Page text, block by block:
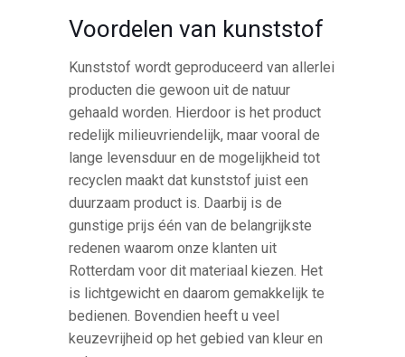
Voordelen van kunststof
Kunststof wordt geproduceerd van allerlei
producten die gewoon uit de natuur
gehaald worden. Hierdoor is het product
redelijk milieuvriendelijk, maar vooral de
lange levensduur en de mogelijkheid tot
recyclen maakt dat kunststof juist een
duurzaam product is. Daarbij is de
gunstige prijs één van de belangrijkste
redenen waarom onze klanten uit
Rotterdam voor dit materiaal kiezen. Het
is lichtgewicht en daarom gemakkelijk te
bedienen. Bovendien heeft u veel
keuzevrijheid op het gebied van kleur en